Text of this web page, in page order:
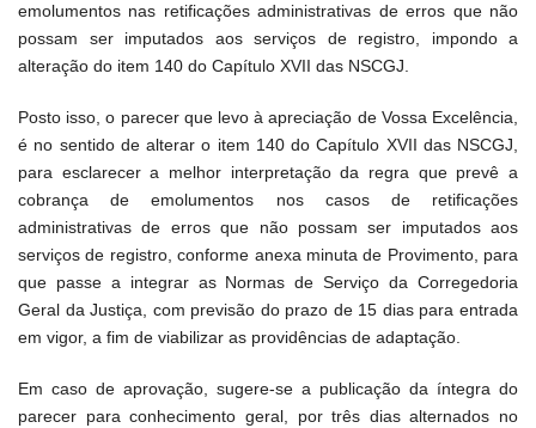
emolumentos nas retificações administrativas de erros que não
possam ser imputados aos serviços de registro, impondo a
alteração do item 140 do Capítulo XVII das NSCGJ.
Posto isso, o parecer que levo à apreciação de Vossa Excelência,
é no sentido de alterar o item 140 do Capítulo XVII das NSCGJ,
para esclarecer a melhor interpretação da regra que prevê a
cobrança de emolumentos nos casos de retificações
administrativas de erros que não possam ser imputados aos
serviços de registro, conforme anexa minuta de Provimento, para
que passe a integrar as Normas de Serviço da Corregedoria
Geral da Justiça, com previsão do prazo de 15 dias para entrada
em vigor, a fim de viabilizar as providências de adaptação.
Em caso de aprovação, sugere-se a publicação da íntegra do
parecer para conhecimento geral, por três dias alternados no